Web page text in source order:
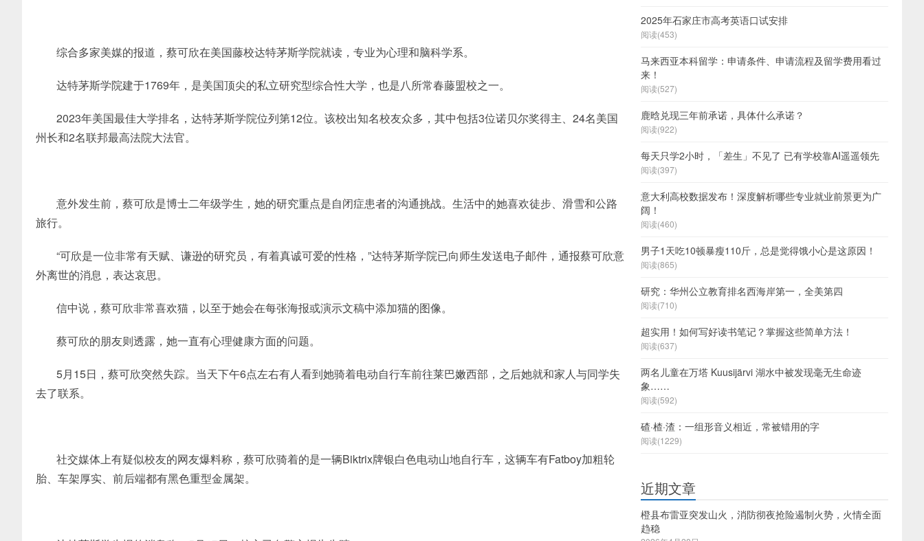
综合多家美媒的报道，蔡可欣在美国藤校达特茅斯学院就读，专业为心理和脑科学系。
达特茅斯学院建于1769年，是美国顶尖的私立研究型综合性大学，也是八所常春藤盟校之一。
2023年美国最佳大学排名，达特茅斯学院位列第12位。该校出知名校友众多，其中包括3位诺贝尔奖得主、24名美国
州长和2名联邦最高法院大法官。
意外发生前，蔡可欣是博士二年级学生，她的研究重点是自闭症患者的沟通挑战。生活中的她喜欢徒步、滑雪和公路
旅行。
“可欣是一位非常有天赋、谦逊的研究员，有着真诚可爱的性格，”达特茅斯学院已向师生发送电子邮件，通报蔡可欣意
外离世的消息，表达哀思。
信中说，蔡可欣非常喜欢猫，以至于她会在每张海报或演示文稿中添加猫的图像。
蔡可欣的朋友则透露，她一直有心理健康方面的问题。
5月15日，蔡可欣突然失踪。当天下午6点左右有人看到她骑着电动自行车前往莱巴嫩西部，之后她就和家人与同学失
去了联系。
社交媒体上有疑似校友的网友爆料称，蔡可欣骑着的是一辆Biktrix牌银白色电动山地自行车，这辆车有Fatboy加粗轮
胎、车架厚实、前后端都有黑色重型金属架。
2025年石家庄市高考英语口试安排
阅读(453)
马来西亚本科留学：申请条件、申请流程及留学费用看过
来！
阅读(527)
鹿晗兑现三年前承诺，具体什么承诺？
阅读(922)
每天只学2小时，「差生」不见了 已有学校靠AI遥遥领先
阅读(397)
意大利高校数据发布！深度解析哪些专业就业前景更为广
阔！
阅读(460)
男子1天吃10顿暴瘦110斤，总是觉得饿小心是这原因！
阅读(865)
研究：华州公立教育排名西海岸第一，全美第四
阅读(710)
超实用！如何写好读书笔记？掌握这些简单方法！
阅读(637)
两名儿童在万塔 Kuusijärvi 湖水中被发现毫无生命迹
象……
阅读(592)
碴·楂·渣：一组形音义相近，常被错用的字
阅读(1229)
近期文章
橙县布雷亚突发山火，消防彻夜抢险遏制火势，火情全面
趋稳